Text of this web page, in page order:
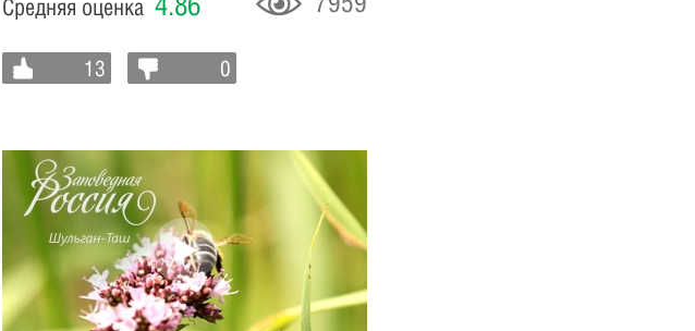
Средняя оценка
13 0